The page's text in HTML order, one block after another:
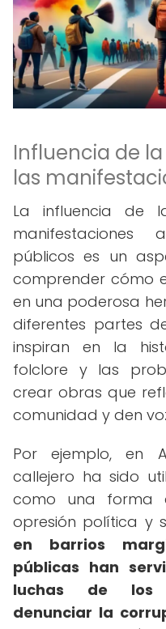
Influencia de
las
La influencia de
manifestaciones
públicos es un
comprender cómo
en una poderosa
diferentes partes
inspiran en la
folclore y las
crear obras que
comunidad y den
Por ejemplo, en
callejero ha sido
como una forma
opresión política y
en barrios
públicas han
luchas de los
denunciar la